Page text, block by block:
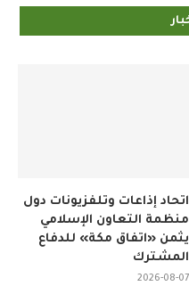
اتحاد إذاعات وتلفزيونات دول
منظمة التعاون الإسلامي
يثمن «اتفاق مكة» للدفاع
المشترك
2026-08-07